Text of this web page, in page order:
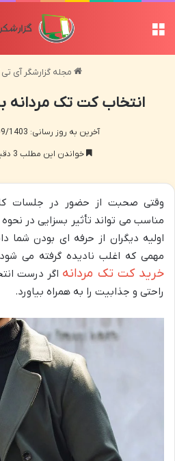
مجله گزارشگر آی تی
انتخاب کت تک مردانه
آخرین به روز رسانی: 15/09/1403
خواندن این مطلب 3 دقیقه زمان میبرد
وقتی صحبت از حضور در جلسات
مناسب می تواند تأثیر بسزایی در
اولیه دیگران از حرفه ای بودن شما
مهمی که اغلب نادیده گرفته می
خرید کت تک مردانه اگر درست
راحتی و جذابیت را به همراه بیاورد.